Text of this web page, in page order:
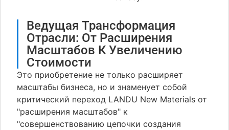
Ведущая Трансформация
Отрасли: От Расширения
Масштабов К Увеличению
Стоимости
Это приобретение не только расширяет
масштабы бизнеса, но и знаменует собой
критический переход LANDU New Materials от
"расширения масштабов" к
"совершенствованию цепочки создания